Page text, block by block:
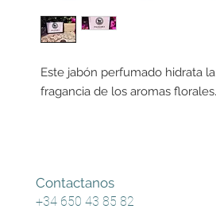
Este jabón perfumado hidrata
fragancia de los aromas florales.
Contactanos
+34 650 43 85 82